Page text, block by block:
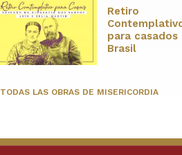
Retiro
para casados
Brasil
TODAS LAS OBRAS DE MISERICORDIA